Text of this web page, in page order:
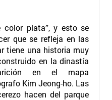
color plata”, y esto se
que se refleja en las
tiene una historia muy
en la dinastía
en el mapa
Kim Jeong-ho. Las
hacen del parque